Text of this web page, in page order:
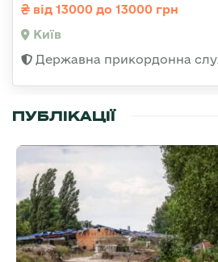
від 13000 до 13000 грн
Київ
Державна прикордонна
ПУБЛІКАЦІЇ